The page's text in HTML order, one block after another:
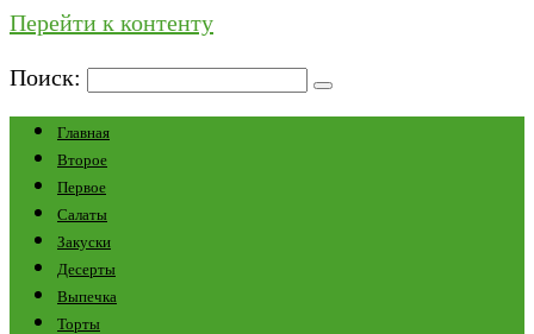
Перейти к контенту
Поиск:
Главная
Второе
Первое
Салаты
Закуски
Десерты
Выпечка
Торты